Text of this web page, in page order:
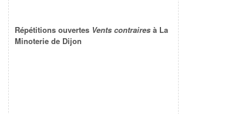
Répétitions ouvertes Vents contraires à La
Minoterie de Dijon